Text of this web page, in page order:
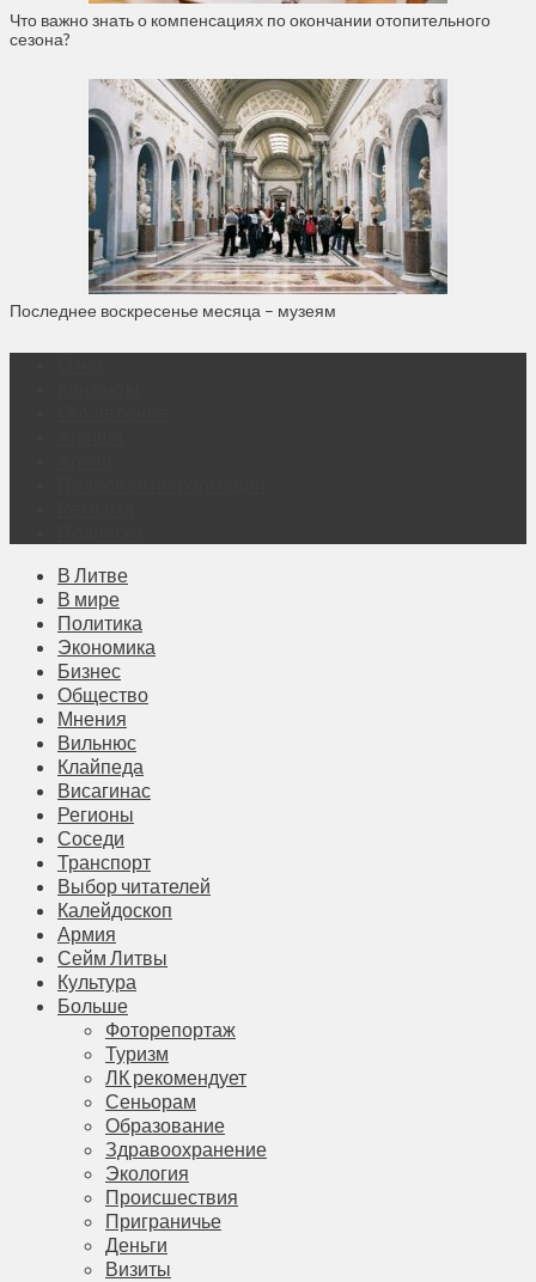
Что важно знать о компенсациях по окончании отопительного
сезона?
Последнее воскресенье месяца – музеям
В Литве
В мире
Политика
Экономика
Бизнес
Общество
Мнения
Вильнюс
Клайпеда
Висагинас
Регионы
Соседи
Транспорт
Выбор читателей
Калейдоскоп
Армия
Сейм Литвы
Культура
Больше
Фоторепортаж
Туризм
ЛК рекомендует
Сеньорам
Образование
Здравоохранение
Экология
Происшествия
Приграничье
Деньги
Визиты